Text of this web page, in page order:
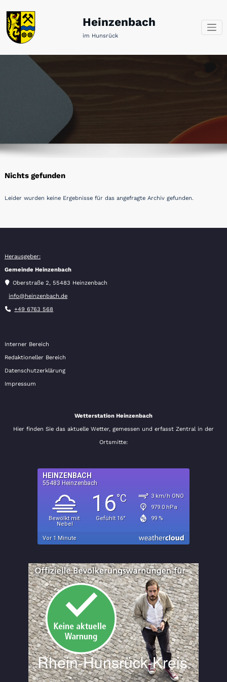
Inhalt
springen
Heinzenbach
im Hunsrück
Nichts gefunden
Leider wurden keine Ergebnisse für das angefragte Archiv gefunden.
Herausgeber:
Gemeinde Heinzenbach
Oberstraße 2, 55483 Heinzenbach
info@heinzenbach.de
+49 6763 568
Interner Bereich
Redaktioneller Bereich
Datenschutzerklärung
Impressum
Wetterstation Heinzenbach
Hier finden Sie das aktuelle Wetter, gemessen und erfasst Zentral in der
Ortsmitte: